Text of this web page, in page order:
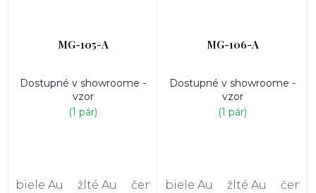
MG-105-A
Dostupné v showroome -
vzor
(1 pár)
biele Au žlté Au červené Au
MG-106-A
Dostupné v showroome -
vzor
(1 pár)
biele Au žlté Au